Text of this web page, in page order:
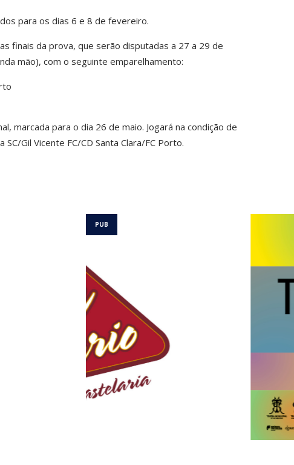
para os dias 6 e 8 de fevereiro.
finais da prova, que serão disputadas a 27 a 29 de
mão), com o seguinte emparelhamento:
marcada para o dia 26 de maio. Jogará na condição de
Gil Vicente FC/CD Santa Clara/FC Porto.